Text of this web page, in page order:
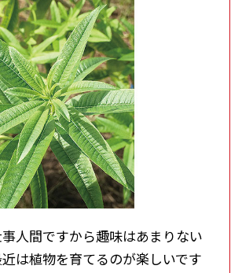
人間ですから趣味はあまりない
は植物を育てるのが楽しいです